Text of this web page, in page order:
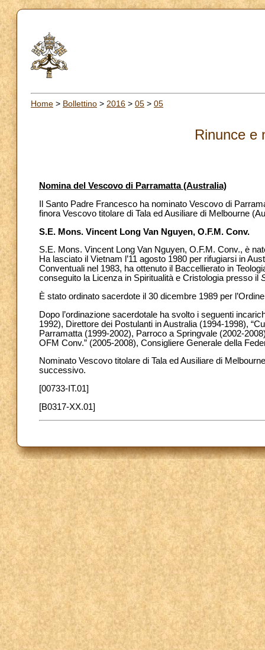
Home > Bollettino > 2016 > 05 > 05
Rinunce e
Nomina del Vescovo di Parramatta (Australia)
Il Santo Padre Francesco ha nominato Vescovo di
finora Vescovo titolare di Tala ed Ausiliare di Melbourne
S.E. Mons. Vincent Long Van Nguyen, O.F.M. Conv.
S.E. Mons. Vincent Long Van Nguyen, O.F.M. Conv., è
Ha lasciato il Vietnam l’11 agosto 1980 per rifugiarsi in
Conventuali nel 1983, ha ottenuto il Baccellierato in
conseguito la Licenza in Spiritualità e Cristologia presso il
È stato ordinato sacerdote il 30 dicembre 1989 per
Dopo l’ordinazione sacerdotale ha svolto i seguenti
1992), Direttore dei Postulanti in Australia (1994-1998),
Parramatta (1999-2002), Parroco a Springvale (2002-
OFM Conv.” (2005-2008), Consigliere Generale della
Nominato Vescovo titolare di Tala ed Ausiliare di
successivo.
[00733-IT.01]
[B0317-XX.01]